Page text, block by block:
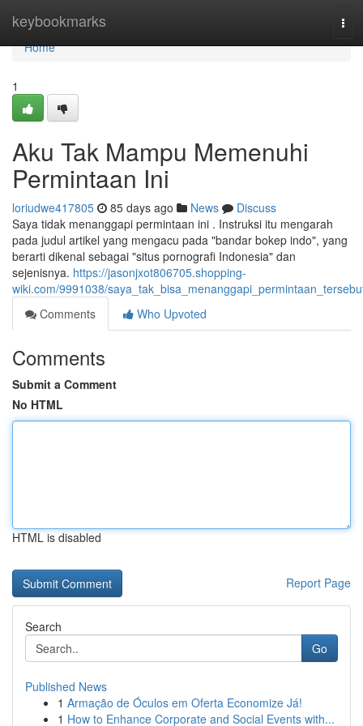
keybookmarks
Home
Home
1
Aku Tak Mampu Memenuhi
Permintaan Ini
loriudwe417805 85 days ago News
Discuss
Saya tidak menanggapi permintaan ini . Instruksi itu mengarah
pada judul artikel yang mengacu pada "bandar bokep indo", yang
berarti dikenal sebagai "situs pornografi Indonesia" dan
sejenisnya. https://jasonjxot806705.shopping-
wiki.com/9991038/
Comments
Who Upvoted
Comments
Submit a Comment
No HTML
HTML is disabled
Report Page
Search
Go
Published News
1 Armação de Óculos em Oferta Economize Já!
1 How to Enhance Corporate and Social Events with...